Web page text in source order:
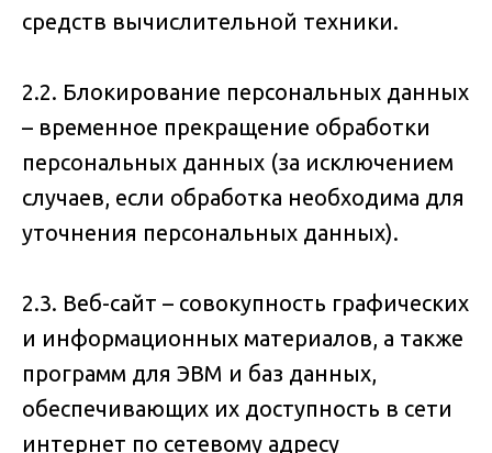
средств вычислительной техники.
2.2. Блокирование персональных данных
– временное прекращение обработки
персональных данных (за исключением
случаев, если обработка необходима для
уточнения персональных данных).
2.3. Веб-сайт – совокупность графических
и информационных материалов, а также
программ для ЭВМ и баз данных,
обеспечивающих их доступность в сети
интернет по сетевому адресу